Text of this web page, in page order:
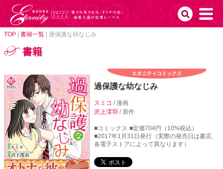
TOP 書籍一覧 過保護な幼なじみ
書籍
エタニティコミックス
過保護な幼なじみ
スミコ/ 漫画
沢上澪羽/ 原作
■コミックス ■定価704円（10%税込）
■2017年1月31日発行（実際の発売日は書店、
各電子ストアによって異なります）